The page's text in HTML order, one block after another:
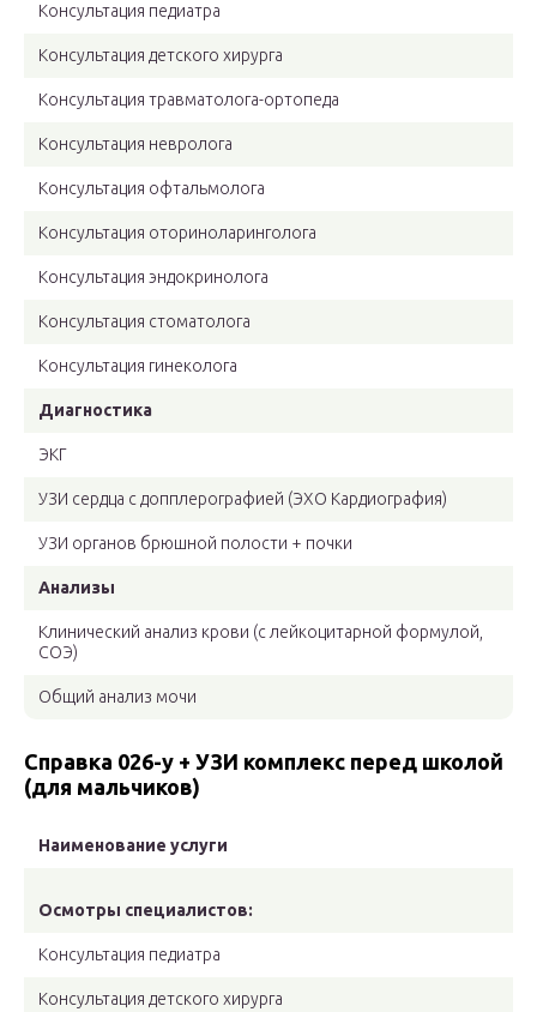
Консультация педиатра
Консультация детского хирурга
Консультация травматолога-ортопеда
Консультация невролога
Консультация офтальмолога
Консультация оториноларинголога
Консультация эндокринолога
Консультация стоматолога
Консультация гинеколога
Диагностика
ЭКГ
УЗИ сердца с допплерографией (ЭХО Кардиография)
УЗИ органов брюшной полости + почки
Анализы
Клинический анализ крови (с лейкоцитарной формулой,
СОЭ)
Общий анализ мочи
Справка 026-у + УЗИ комплекс перед школой
(для мальчиков)
Наименование услуги
Осмотры специалистов:
Консультация педиатра
Консультация детского хирурга